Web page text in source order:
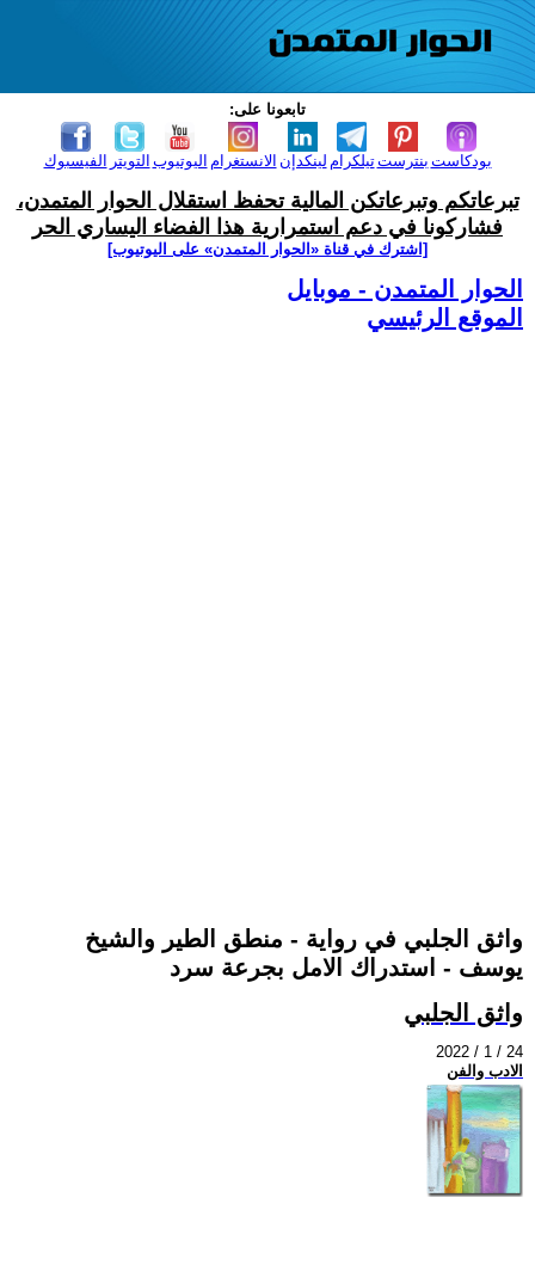
تابعونا على:
الفيسبوك التويتر اليوتيوب الانستغرام لينكدإن تيلكرامبنترست بودكاست
تبرعاتكم وتبرعاتكن المالية تحفظ استقلال الحوار المتمدن،
فشاركونا في دعم استمرارية هذا الفضاء اليساري الحر
[اشترك في قناة ‫«الحوار المتمدن» على اليوتيوب]
الحوار المتمدن - موبايل
الموقع الرئيسي
واثق الجلبي في رواية - منطق الطير والشيخ
يوسف - استدراك الامل بجرعة سرد
واثق الجلبي
2022 / 1 / 24
الادب والفن